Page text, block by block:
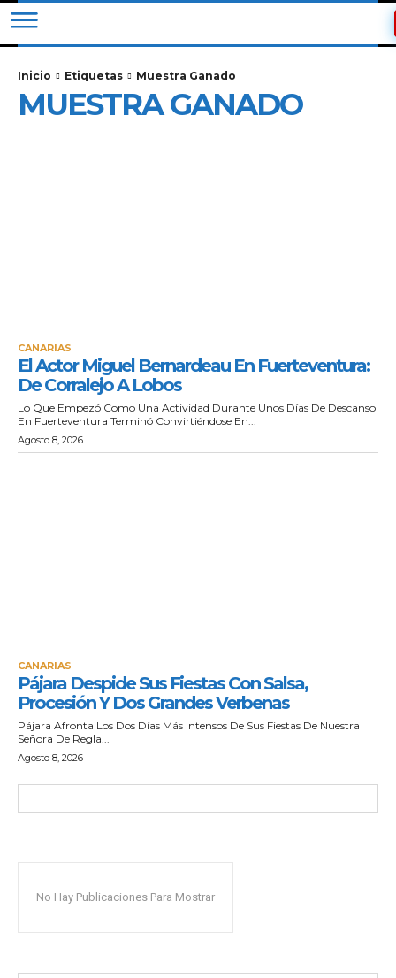
Inicio Etiquetas Muestra Ganado
MUESTRA GANADO
CANARIAS
El Actor Miguel Bernardeau En Fuerteventura:
De Corralejo A Lobos
Lo Que Empezó Como Una Actividad Durante Unos Días De Descanso
En Fuerteventura Terminó Convirtiéndose En...
Agosto 8, 2026
CANARIAS
Pájara Despide Sus Fiestas Con Salsa,
Procesión Y Dos Grandes Verbenas
Pájara Afronta Los Dos Días Más Intensos De Sus Fiestas De Nuestra
Señora De Regla...
Agosto 8, 2026
No Hay Publicaciones Para Mostrar